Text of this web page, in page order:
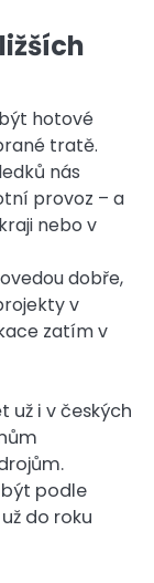
hotové
tratě.
nás
provoz – a
nebo v
dobře,
v
zatím v
i v českých
být podle
do roku